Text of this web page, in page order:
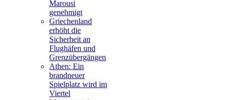
Marousi
genehmigt
Griechenland
erhöht die
Sicherheit an
Flughäfen und
Grenzübergängen
Athen: Ein
brandneuer
Spielplatz wird im
Viertel